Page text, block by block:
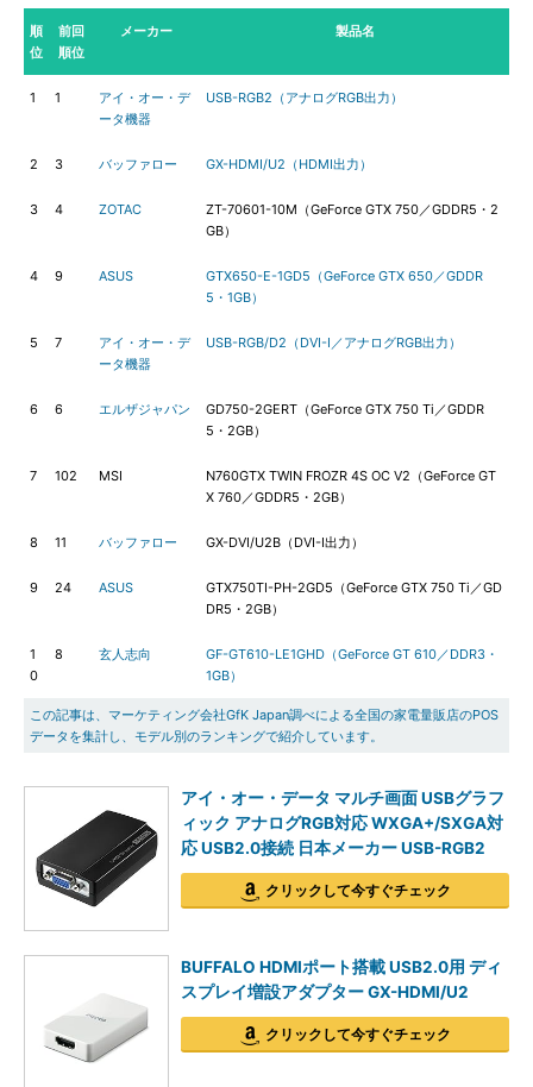
順
位
前回
順位
メーカー 製品名
1 1
アイ・オー・デ
ータ機器
USB-RGB2（アナログRGB出力）
2 3 バッファロー GX-HDMI/U2（HDMI出力）
3 4 ZOTAC
ZT-70601-10M（GeForce GTX 750／GDDR5・2
GB）
4 9 ASUS
GTX650-E-1GD5（GeForce GTX 650／GDDR
5・1GB）
5 7
アイ・オー・デ
ータ機器
USB-RGB/D2（DVI-I／アナログRGB出力）
6 6 エルザジャパン
GD750-2GERT（GeForce GTX 750 Ti／GDDR
5・2GB）
7 102 MSI
N760GTX TWIN FROZR 4S OC V2（GeForce GT
X 760／GDDR5・2GB）
8 11 バッファロー GX-DVI/U2B（DVI-I出力）
9 24 ASUS
GTX750TI-PH-2GD5（GeForce GTX 750 Ti／GD
DR5・2GB）
1
0
8 玄人志向
GF-GT610-LE1GHD（GeForce GT 610／DDR3・
1GB）
この記事は、マーケティング会社GfK Japan調べによる全国の家電量販店のPOS
データを集計し、モデル別のランキングで紹介しています。
アイ・オー・データ マルチ画面 USBグラフ
ィック アナログRGB対応 WXGA+/SXGA対
応 USB2.0接続 日本メーカー USB-RGB2
クリックして今すぐチェック
BUFFALO HDMIポート搭載 USB2.0用 ディ
スプレイ増設アダプター GX-HDMI/U2
クリックして今すぐチェック